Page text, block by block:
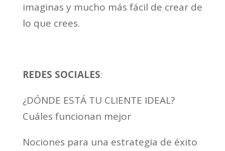
imaginas y mucho más fácil de crear de
lo que crees.
REDES SOCIALES:
¿DÓNDE ESTÁ TU CLIENTE IDEAL?
Cuáles funcionan mejor
Nociones para una estrategia de éxito